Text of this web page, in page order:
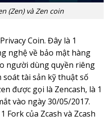
(Zen) và Zen coin
Coin. Đây là 1
nghệ về bảo mật hàng
người dùng quyền riêng
tài sản kỹ thuật số
được gọi là Zencash, là 1
vào ngày 30/05/2017.
Fork của Zcash và Zcash